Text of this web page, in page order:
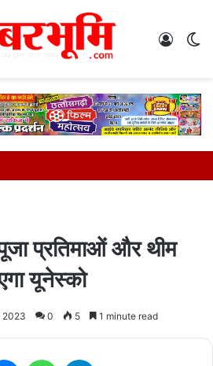
Log
प्रतिमाओं और थीम
यूनेस्को
2023 0 5 1 minute read
MessengerWhatsApp